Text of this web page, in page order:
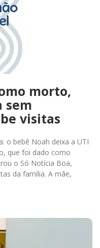
morto,
sem
visitas
o bebê Noah deixa a UTI
que foi dado como
o Só Notícia Boa,
da família. A mãe,